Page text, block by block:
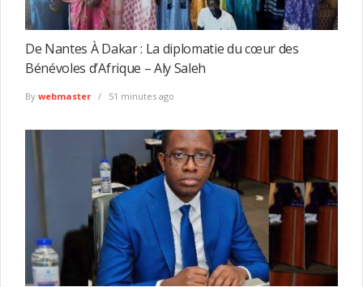
De Nantes À Dakar : La diplomatie du cœur des
Bénévoles d’Afrique – Aly Saleh
By webmaster 51 minutes ago